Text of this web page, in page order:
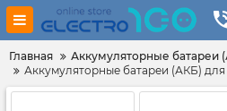
Главная
Аккумуляторные батареи
Аккумуляторные батареи (АКБ) для